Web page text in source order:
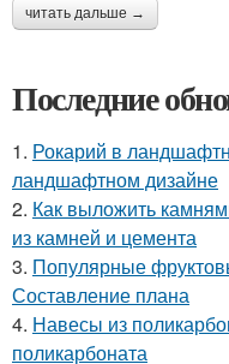
читать дальше →
Последние
1. Рокарий в
ландшафтном дизайне
2. Как выложить
из камней и цемента
3. Популярные
Составление плана
4. Навесы из
поликарбоната